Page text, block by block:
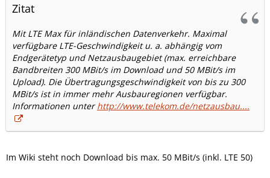
Zitat
Mit LTE Max für inländischen Datenverkehr. Maximal
verfügbare LTE-Geschwindigkeit u. a. abhängig vom
Endgerätetyp und Netzausbaugebiet (max. erreichbare
Bandbreiten 300 MBit/s im Download und 50 MBit/s im
Upload). Die Übertragungsgeschwindigkeit von bis zu 300
MBit/s ist in immer mehr Ausbauregionen verfügbar.
Informationen unterhttp://www.telekom.de/netzausbau....
Im Wiki steht noch Download bis max. 50 MBit/s (inkl. LTE 50)